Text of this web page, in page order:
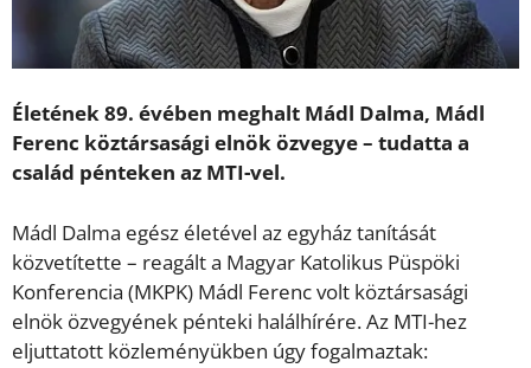
Életének 89. évében meghalt Mádl Dalma, Mádl
Ferenc köztársasági elnök özvegye – tudatta a
család pénteken az MTI-vel.
Mádl Dalma egész életével az egyház tanítását
közvetítette – reagált a Magyar Katolikus Püspöki
Konferencia (MKPK) Mádl Ferenc volt köztársasági
elnök özvegyének pénteki halálhírére. Az MTI-hez
eljuttatott közleményükben úgy fogalmaztak: